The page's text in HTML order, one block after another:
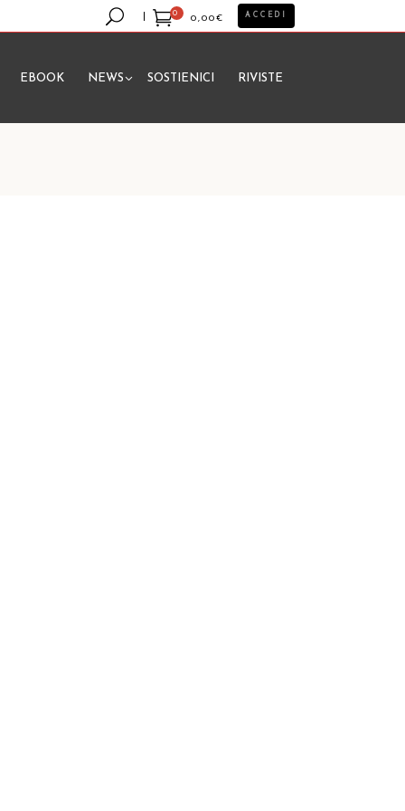
0
0,00€
prodotto nel carrello.
ACCEDI
EBOOK NEWS SOSTIENICI RIVISTE